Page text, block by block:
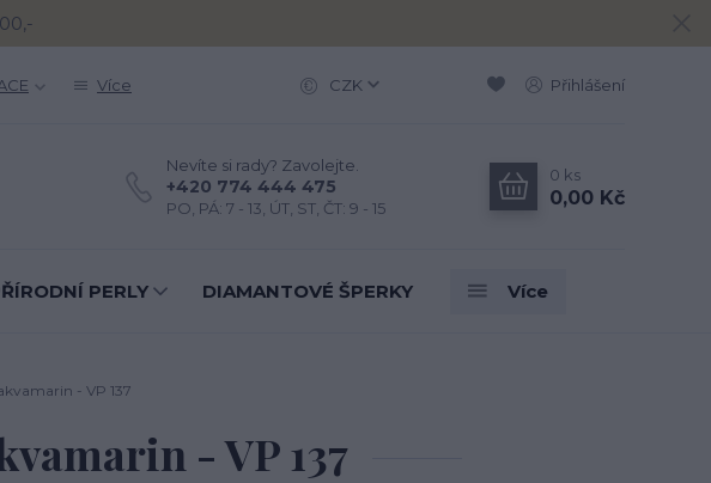
Více CZK Přihlášení
Nevíte si rady? Zavolejte.
+420 774 444 475
PO, PÁ: 7 - 13, ÚT, ST, ČT: 9 - 15
0 ks
0,00 Kč
PERLY DIAMANTOVÉ ŠPERKY Více
- VP 137
- VP 137